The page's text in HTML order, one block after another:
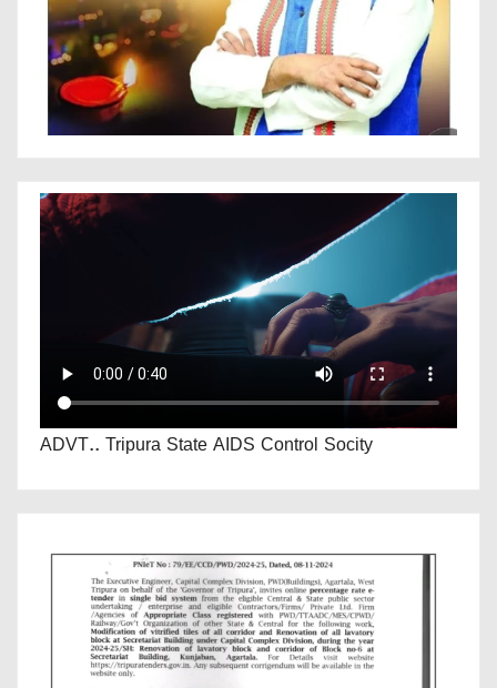
ADVT.. Tripura State AIDS Control Socity